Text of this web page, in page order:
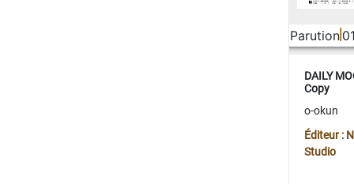
Parution
DAILY
Copy
o-okun
Éditeur :
Studio